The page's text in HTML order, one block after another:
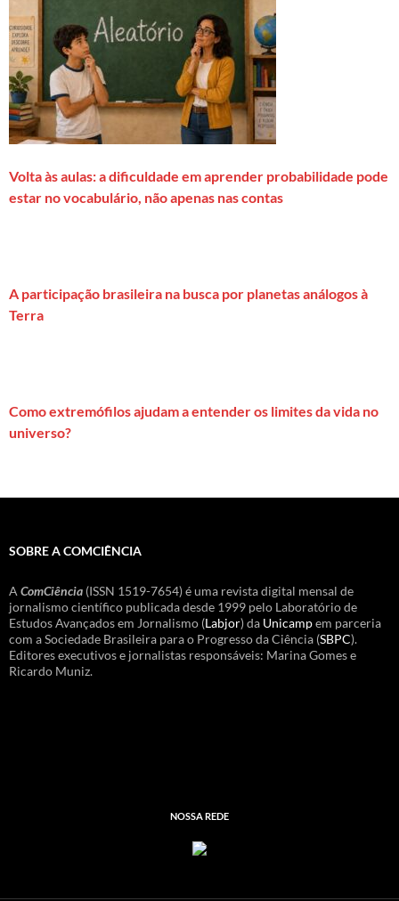
Volta às aulas: a dificuldade em aprender probabilidade pode
estar no vocabulário, não apenas nas contas
A participação brasileira na busca por planetas análogos à
Terra
Como extremófilos ajudam a entender os limites da vida no
universo?
SOBRE A COMCIÊNCIA
A ComCiência (ISSN 1519-7654) é uma revista digital mensal de
jornalismo científico publicada desde 1999 pelo Laboratório de
Estudos Avançados em Jornalismo (Labjor) da Unicampem parceria
com a Sociedade Brasileira para o Progresso da Ciência (SBPC).
Editores executivos e jornalistas responsáveis: Marina Gomes e
Ricardo Muniz.
NOSSA REDE